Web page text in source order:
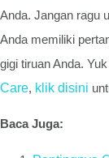
Anda. Jangan ragu
Anda memiliki
gigi tiruan Anda.
Care, klik disini
Baca Juga: